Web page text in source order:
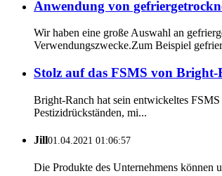
Anwendung von
Wir haben eine große Auswahl an
Verwendungszwecke.Zum Beispiel
Stolz auf das FSMS von Bright-
Bright-Ranch hat sein entwickeltes
Pestizidrückständen, mi...
Jill01.04.2021 01:06:57
Die Produkte des Unternehmens können